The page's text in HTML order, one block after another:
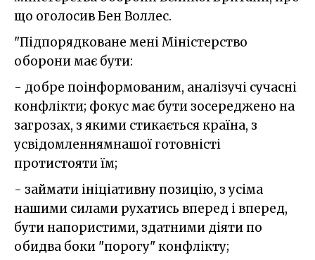
що оголосив Бен Воллес.
"Підпорядковане мені Міністерство
оборони має бути:
- добре поінформованим, аналізучі сучасні
конфлікти; фокус має бути зосереджено на
загрозах, з якими стикається країна, з
усвідомленнямнашої готовністі
протистояти їм;
- займати ініціативну позицію, з усіма
нашими силами рухатись вперед і вперед,
бути напористими, здатними діяти по
обидва боки "порогу" конфлікту;